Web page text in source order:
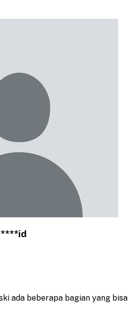
ada beberapa bagian yang bisa